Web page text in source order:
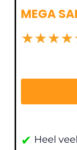
MEGA
★★★★
✔ Heel